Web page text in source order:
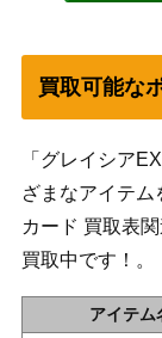
買取可能な
「グレイシア
ざまなアイテ
カード 買取表
買取中です！。
アイテム